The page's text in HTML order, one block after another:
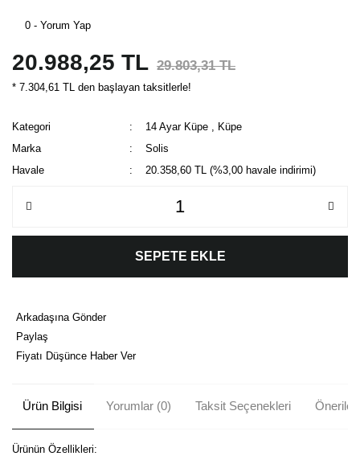
0 - Yorum Yap
20.988,25 TL 29.803,31 TL
* 7.304,61 TL den başlayan taksitlerle!
Kategori 14 Ayar Küpe
Küpe
Marka
Solis
Havale
20.358,60 TL (%3,00 havale indirimi)
SEPETE EKLE
Arkadaşına Gönder
Paylaş
Fiyatı Düşünce Haber Ver
Ürün Bilgisi Yorumlar (0) Taksit Seçenekleri
Ürünün Özellikleri: